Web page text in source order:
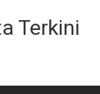
Terkini